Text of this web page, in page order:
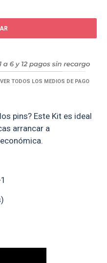
pins? Este Kit es ideal
arrancar a
VER TODOS LOS MEDIOS DE PAGO